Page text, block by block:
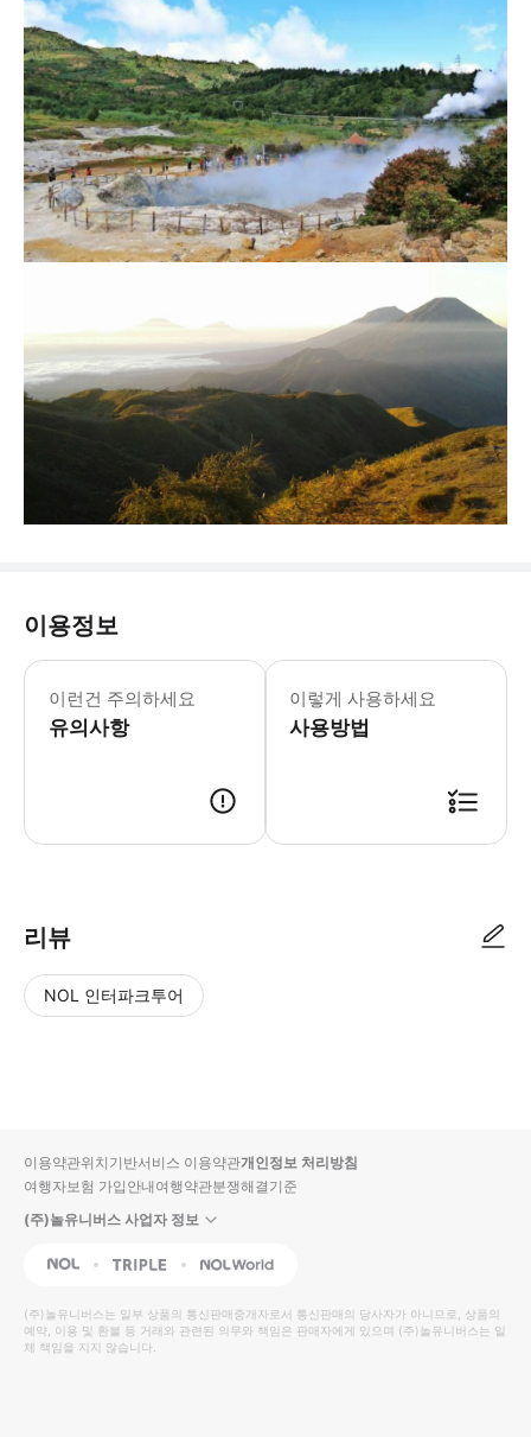
이용정보
이런건 주의하세요
유의사항
이렇게 사용하세요
사용방법
리뷰
NOL 인터파크투어
입니
다.
높
은
순
동
영
상
순
상
이용약관위치기반서비스 이용약관개인정보 처리방침
여행자보험 가입안내여행약관분쟁해결기준
(주)놀유니버스 사업자 정보
NOL Triple Interpark Global
(주)놀유니버스는 일부 상품의 통신판매중개자로서 통신판매의 당사자가 아니므로, 상품의
예약, 이용 및 환불 등 거래와 관련된 의무와 책임은 판매자에게 있으며 (주)놀유니버스는 일
체 책임을 지지 않습니다.